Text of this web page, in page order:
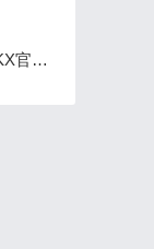
下载